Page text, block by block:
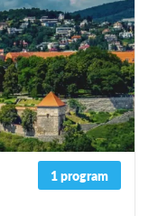
1 program